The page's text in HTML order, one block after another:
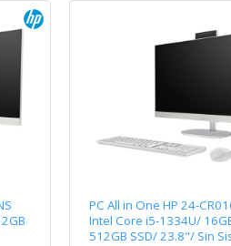
PC All in One HP 24-
Intel Core i5-1334U/
512GB SSD/ 23.8"/ Sin